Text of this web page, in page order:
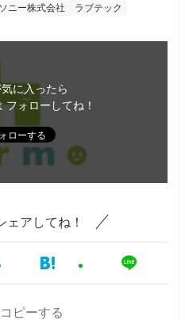
ソニー株式会社 ラブテック
に入ったら
フォローしてね！
ェアしてね！
ピーする